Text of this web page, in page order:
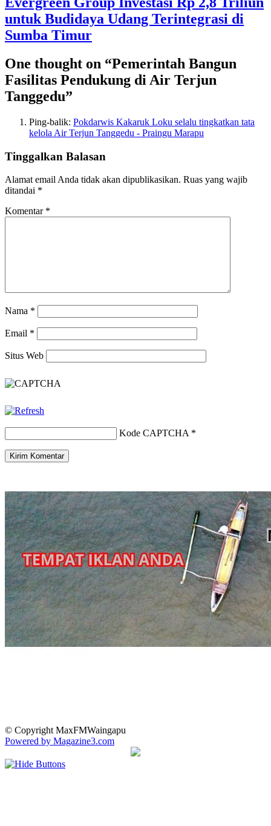
untuk Budidaya Udang Terintegrasi di
Sumba Timur
One thought on “Pemerintah Bangun
Fasilitas Pendukung di Air Terjun
Tanggedu”
Ping-balik: Pokdarwis Kakaruk Loku selalu tingkatkan tata
kelola Air Terjun Tanggedu - Praingu Marapu
Tinggalkan Balasan
Alamat email Anda tidak akan dipublikasikan. Ruas yang wajib
ditandai *
Komentar *
Nama *
Email *
Situs Web
Kode CAPTCHA *
© Copyright MaxFMWaingapu
Powered by Magazine3.com